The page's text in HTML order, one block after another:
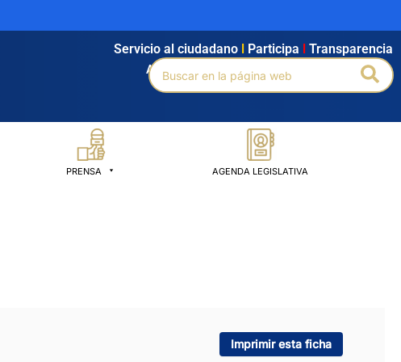
Agendamiento Intranet Búsqueda avanzada
Servicio al ciudadano Participa Transparencia
Buscar
por:
PRENSA AGENDA LEGISLATIVA
Imprimir esta ficha